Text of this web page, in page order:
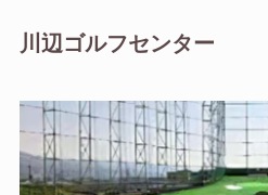
川辺ゴルフセンター